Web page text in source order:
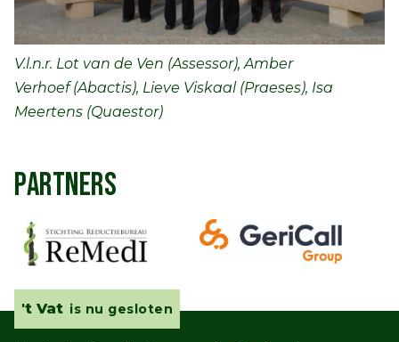
V.l.n.r. Lot van de Ven (Assessor), Amber
Verhoef (Abactis), Lieve Viskaal (Praeses), Isa
Meertens (Quaestor)
PARTNERS
't Vat is nu gesloten